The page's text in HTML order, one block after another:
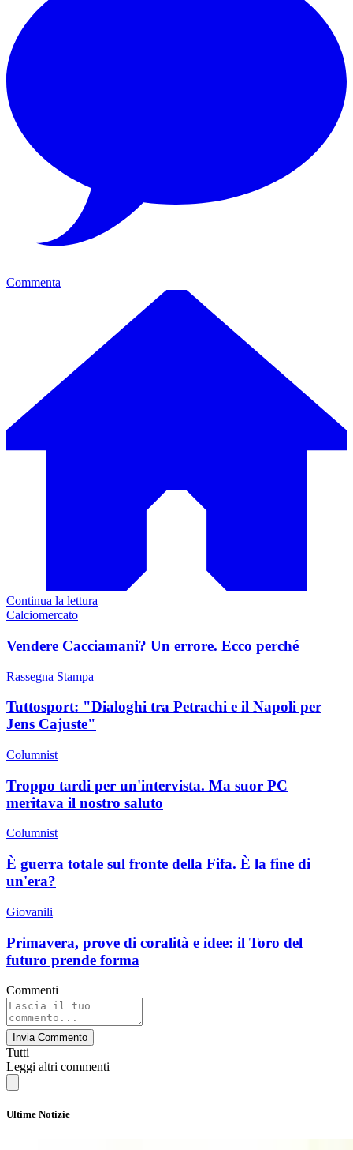
Commenta
Continua la lettura
Calciomercato
Vendere Cacciamani? Un errore. Ecco perché
Rassegna Stampa
Tuttosport: "Dialoghi tra Petrachi e il Napoli per
Jens Cajuste"
Columnist
Troppo tardi per un'intervista. Ma suor PC
meritava il nostro saluto
Columnist
È guerra totale sul fronte della Fifa. È la fine di
un'era?
Giovanili
Primavera, prove di coralità e idee: il Toro del
futuro prende forma
Commenti
Invia Commento
Tutti
Leggi altri commenti
Ultime Notizie